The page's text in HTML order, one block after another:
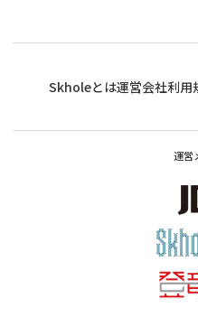
Skholeとは運営会社利用
運営